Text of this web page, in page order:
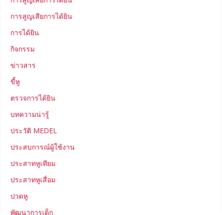
การสูญเสียการได้ยิน
การได้ยิน
กิจกรรม
ข่าวสาร
ขี้หู
ตรวจการได้ยิน
บทความน่ารู้
ประวัติ MEDEL
ประสบการณ์ผู้ใช้งาน
ประสาทหูเทียม
ประสาทหูเสื่อม
ปวดหู
พัฒนาการเด็ก